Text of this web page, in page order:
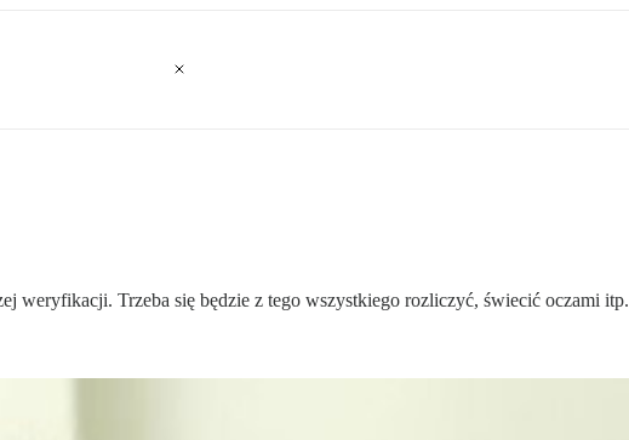
weryfikacji. Trzeba się będzie z tego wszystkiego rozliczyć, świecić oczami itp.